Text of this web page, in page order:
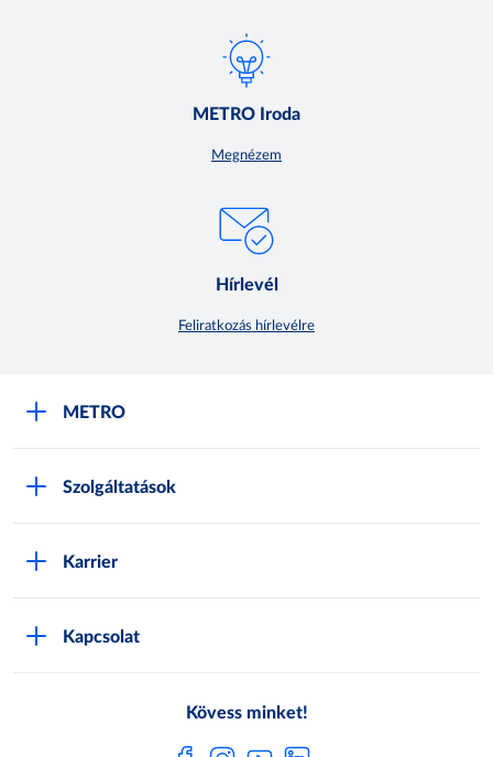
METRO Iroda
Megnézem
Hírlevél
Feliratkozás hírlevélre
METRO
Szolgáltatások
Karrier
Kapcsolat
Kövess minket!